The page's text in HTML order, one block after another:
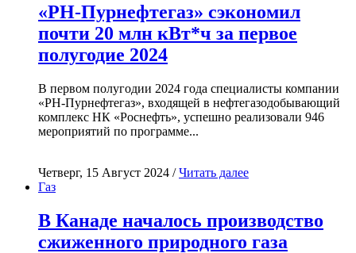
«РН-Пурнефтегаз» сэкономил
почти 20 млн кВт*ч за первое
полугодие 2024
В первом полугодии 2024 года специалисты компании
«РН-Пурнефтегаз», входящей в нефтегазодобывающий
комплекс НК «Роснефть», успешно реализовали 946
мероприятий по программе...
Четверг, 15 Август 2024 /Читать далее
Газ
В Канаде началось производство
сжиженного природного газа